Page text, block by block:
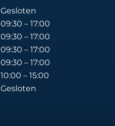
Gesloten
09:30 – 17:00
09:30 – 17:00
09:30 – 17:00
09:30 – 17:00
10:00 – 15:00
Gesloten